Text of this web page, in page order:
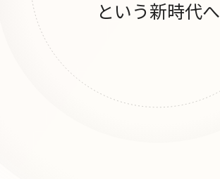
という新時代へ